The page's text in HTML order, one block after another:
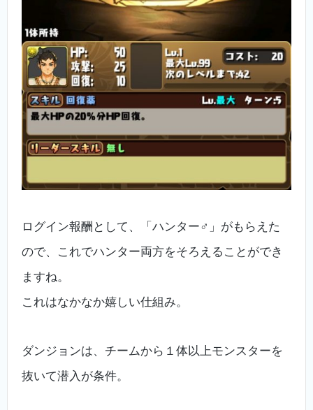
ログイン報酬として、「ハンター♂」がもらえた
ので、これでハンター両方をそろえることができ
ますね。
これはなかなか嬉しい仕組み。
ダンジョンは、チームから１体以上モンスターを
抜いて潜入が条件。